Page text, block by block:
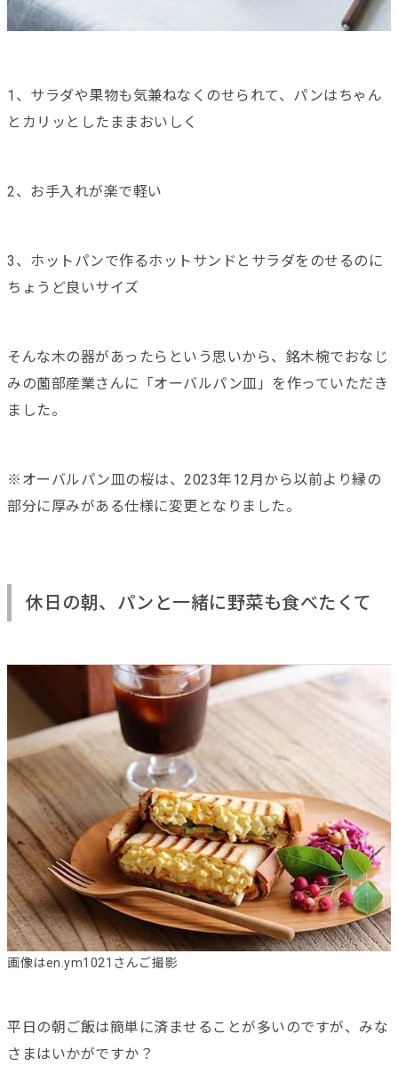
1、サラダや果物も気兼ねなくのせられて、パンはちゃん
とカリッとしたままおいしく
2、お手入れが楽で軽い
3、ホットパンで作るホットサンドとサラダをのせるのに
ちょうど良いサイズ
そんな木の器があったらという思いから、銘木椀でおなじ
みの薗部産業さんに「オーバルパン皿」を作っていただき
ました。
※オーバルパン皿の桜は、2023年12月から以前より縁の
部分に厚みがある仕様に変更となりました。
休日の朝、パンと一緒に野菜も食べたくて
画像はen.ym1021さんご撮影
平日の朝ご飯は簡単に済ませることが多いのですが、みな
さまはいかがですか？